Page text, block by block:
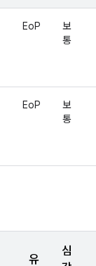
EoP
보
통
EoP
보
통
유
심